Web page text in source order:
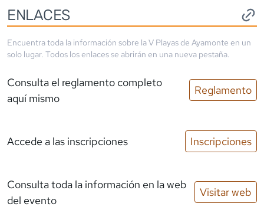
ENLACES
Encuentra toda la información sobre laV Playas de Ayamonte en un
solo lugar. Todos los enlaces se abrirán en una nueva pestaña.
Consulta el reglamento completo
aquí mismo
Reglamento
Accede a las inscripciones Inscripciones
Consulta toda la información en la web
del evento
Visitar web